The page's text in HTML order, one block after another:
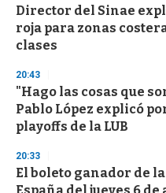
Director del Sinae
roja para zonas
clases
20:43
"Hago las cosas que
Pablo López explicó
playoffs de la LUB
20:33
El boleto ganador de
España del jueves 6 de